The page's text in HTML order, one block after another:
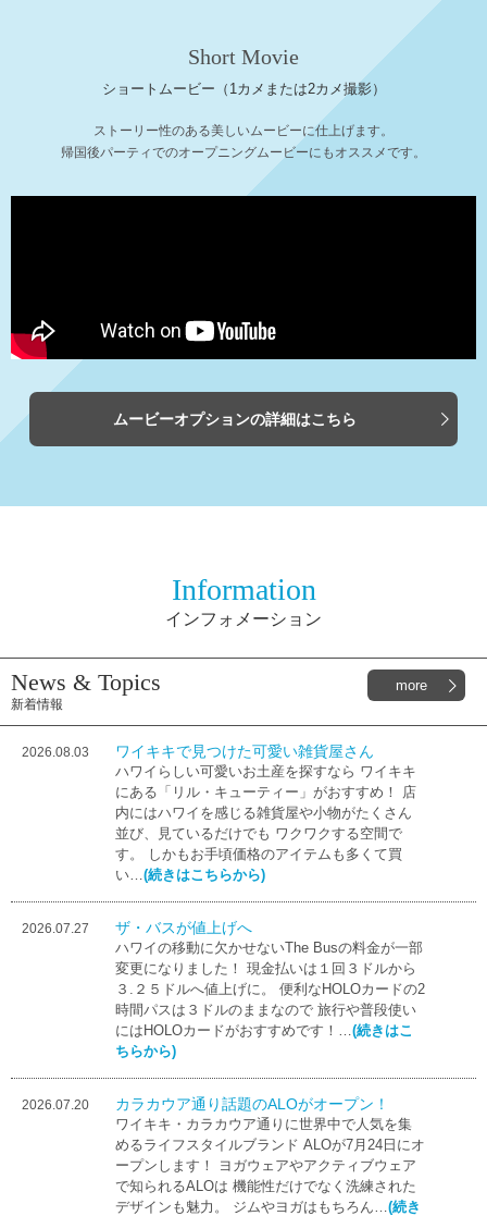
Short Movie
ショートムービー（1カメまたは2カメ撮影）
ストーリー性のある美しいムービーに仕上げます。
帰国後パーティでのオープニングムービーにもオススメです。
ムービーオプションの詳細はこちら
Information
インフォメーション
more
News & Topics
新着情報
2026.08.03 ワイキキで見つけた可愛い雑貨屋さん
ハワイらしい可愛いお土産を探すなら ワイキキ
にある「リル・キューティー」がおすすめ！ 店
内にはハワイを感じる雑貨屋や小物がたくさん
並び、見ているだけでも ワクワクする空間で
す。 しかもお手頃価格のアイテムも多くて買
い… (続きはこちらから)
2026.07.27 ザ・バスが値上げへ
ハワイの移動に欠かせないThe Busの料金が一部
変更になりました！ 現金払いは１回３ドルから
３.２５ドルへ値上げに。 便利なHOLOカードの2
時間パスは３ドルのままなので 旅行や普段使い
にはHOLOカードがおすすめです！… (続きはこ
ちらから)
2026.07.20 カラカウア通り話題のALOがオープン！
ワイキキ・カラカウア通りに世界中で人気を集
めるライフスタイルブランド ALOが7月24日にオ
ープンします！ ヨガウェアやアクティブウェア
で知られるALOは 機能性だけでなく洗練された
デザインも魅力。 ジムやヨガはもちろん… (続き